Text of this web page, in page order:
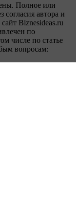
Полное или
согласия автора и
Biznesideas.ru
по
числе по статье
вопросам: